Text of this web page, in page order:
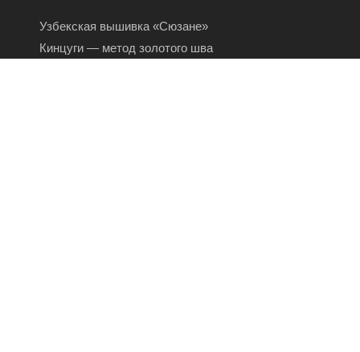
Узбекская вышивка «Сюзане»
Кинцуги — метод золотого шва